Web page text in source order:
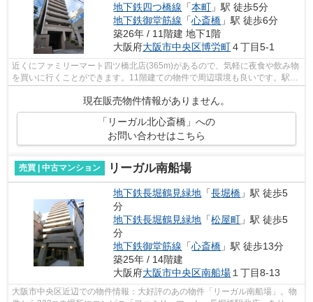
地下鉄四つ橋線 「本町 」駅 徒歩5分
地下鉄御堂筋線 「心斎橋 」駅 徒歩6分
築26年 / 11階建 地下1階
大阪府大阪市中央区博労町４丁目5-1
近くにファミリーマート四ツ橋北店(365m)があるので、気軽に夜食や飲み物
を買いに行くことができます。11階建ての物件で周辺環境も良いです。駅か
現在販売物件情報がありません。
「リーガル北心斎橋」への
お問い合わせはこちら
売買 | 中古マンション リーガル南船場
地下鉄長堀鶴見緑地 「長堀橋 」駅 徒歩5
分
地下鉄長堀鶴見緑地 「松屋町 」駅 徒歩5
分
地下鉄御堂筋線 「心斎橋 」駅 徒歩13分
築25年 / 14階建
大阪府大阪市中央区南船場 １丁目8-13
大阪市中央区近辺での物件情報：大好評のあの物件「リーガル南船場」。物